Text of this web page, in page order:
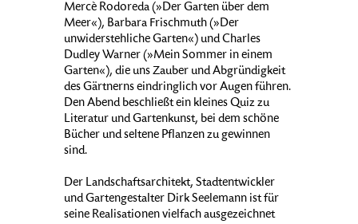
Mercè Rodoreda (»Der Garten über dem
Meer«), Barbara Frischmuth (»Der
unwiderstehliche Garten«) und Charles
Dudley Warner (»Mein Sommer in einem
Garten«), die uns Zauber und Abgründigkeit
des Gärtnerns eindringlich vor Augen führen.
Den Abend beschließt ein kleines Quiz zu
Literatur und Gartenkunst, bei dem schöne
Bücher und seltene Pflanzen zu gewinnen
sind.
Der Landschaftsarchitekt, Stadtentwickler
und Gartengestalter Dirk Seelemann ist für
seine Realisationen vielfach ausgezeichnet